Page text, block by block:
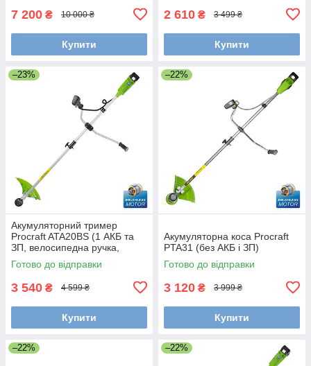
7 200 ₴ 10 000 ₴
Купити
2 610 ₴ 3 499 ₴
Купити
–23%
Акумуляторний тример
Procraft ATA20BS (1 АКБ та
ЗП, велосипедна ручка,
розбірна штанга)
Готово до відправки
3 540 ₴ 4 599 ₴
Купити
–22%
Акумуляторна коса Procraft
PTA31 (без АКБ і ЗП)
Готово до відправки
3 120 ₴ 3 999 ₴
Купити
–22% –22%